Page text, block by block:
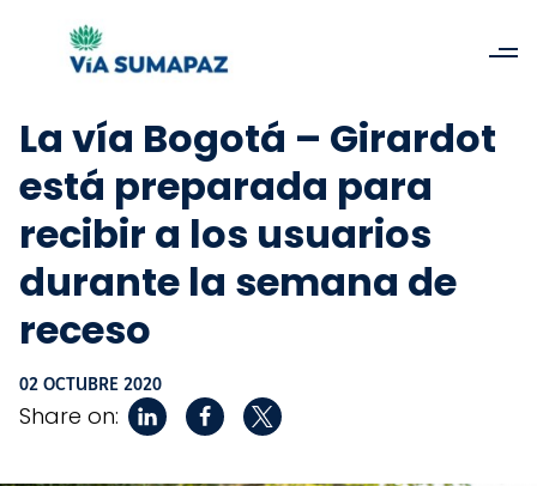
La vía Bogotá – Girardot
está preparada para
recibir a los usuarios
durante la semana de
receso
02 OCTUBRE 2020
Share on: